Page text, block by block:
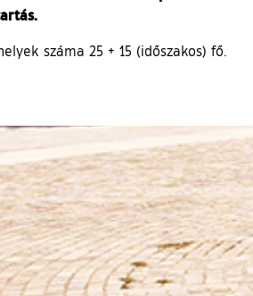
száma 25 + 15 (időszakos) fő.